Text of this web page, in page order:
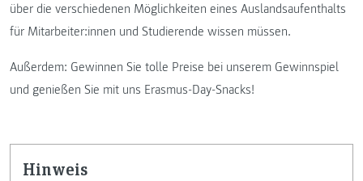
über die verschiedenen Möglichkeiten eines Auslandsaufenthalts
für Mitarbeiter:innen und Studierende wissen müssen.
Außerdem: Gewinnen Sie tolle Preise bei unserem Gewinnspiel
und genießen Sie mit uns Erasmus-Day-Snacks!
Hinweis